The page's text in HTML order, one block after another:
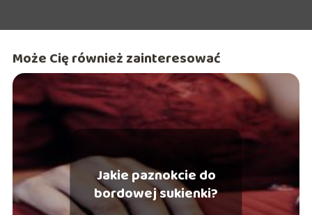
Może Cię również zainteresować
Jakie paznokcie do
bordowej sukienki?